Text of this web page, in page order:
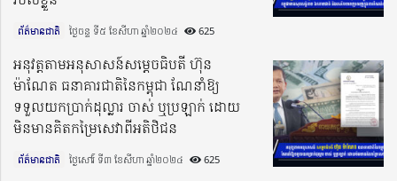
ព័ត៌មានជាតិ ថ្ងៃចន្ទ ទី៥ ខែសីហា ឆ្នាំ២០២៤​ 625
អនុវត្តតាមអនុសាសន៍សម្តេចធិបតី ហ៊ុន
ម៉ាណែត ធនាគារជាតិនៃកម្ពុជា ណែនាំឱ្យ
ទទួលយកប្រាក់ដុល្លារ ចាស់ ឬប្រឡាក់ ដោយ
មិនមានគិតកម្រៃសេវាពីអតិថិជន
ព័ត៌មានជាតិ ថ្ងៃសៅរ៍ ទី៣ ខែសីហា ឆ្នាំ២០២៤​ 625